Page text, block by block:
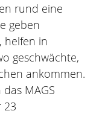
rund eine
geben
helfen in
geschwächte,
ankommen.
MAGS
23